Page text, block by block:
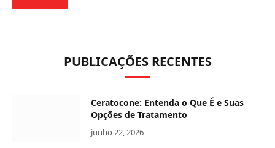
PUBLICAÇÕES RECENTES
Ceratocone: Entenda o Que É e Suas
Opções de Tratamento
junho 22, 2026